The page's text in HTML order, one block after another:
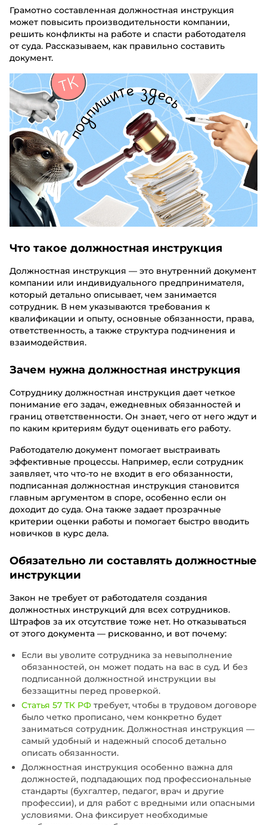
Грамотно составленная должностная инструкция
может повысить производительности компании,
решить конфликты на работе и спасти работодателя
от суда. Рассказываем, как правильно составить
документ.
Что такое должностная инструкция
Должностная инструкция — это внутренний документ
компании или индивидуального предпринимателя,
который детально описывает, чем занимается
сотрудник. В нем указываются требования к
квалификации и опыту, основные обязанности, права,
ответственность, а также структура подчинения и
взаимодействия.
Зачем нужна должностная инструкция
Сотруднику должностная инструкция дает четкое
понимание его задач, ежедневных обязанностей и
границ ответственности. Он знает, чего от него ждут и
по каким критериям будут оценивать его работу.
Работодателю документ помогает выстраивать
эффективные процессы. Например, если сотрудник
заявляет, что что-то не входит в его обязанности,
подписанная должностная инструкция становится
главным аргументом в споре, особенно если он
доходит до суда. Она также задает прозрачные
критерии оценки работы и помогает быстро вводить
новичков в курс дела.
Обязательно ли составлять должностные
инструкции
Закон не требует от работодателя создания
должностных инструкций для всех сотрудников.
Штрафов за их отсутствие тоже нет. Но отказываться
от этого документа — рискованно, и вот почему:
Если вы уволите сотрудника за невыполнение
обязанностей, он может подать на вас в суд. И без
подписанной должностной инструкции вы
беззащитны перед проверкой.
Статья 57 ТК РФ требует, чтобы в трудовом договоре
было четко прописано, чем конкретно будет
заниматься сотрудник. Должностная инструкция —
самый удобный и надежный способ детально
описать обязанности.
Должностная инструкция особенно важна для
должностей, подпадающих под профессиональные
стандарты (бухгалтер, педагог, врач и другие
профессии), и для работ с вредными или опасными
условиями. Она фиксирует необходимые